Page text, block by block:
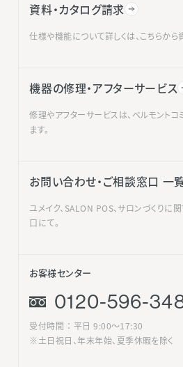
資料・カタログ請求
仕様や機能について詳しくは、こちらから
機器の修理・アフターサービス
修理やアフターサービスは、ベルモントコ
ます。
お問い合わせ・ご相談窓口 一
ユメイク、SALON POS、サロンづくりに
口にて。
お客様センター
0120-596-
受付時間 ： 平日 9:00〜17:30
※土日祝日、年末年始、夏季休暇を除く